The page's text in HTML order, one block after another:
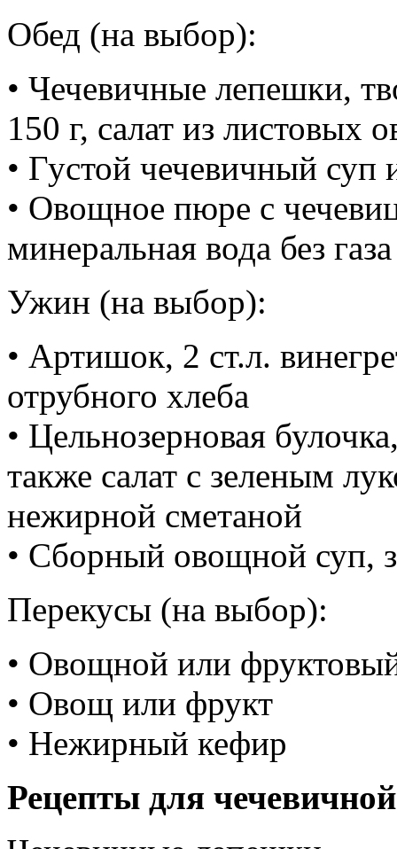
Обед (на выбор):
• Чечевичные лепешки,
150 г, салат из листовых
• Густой чечевичный суп
• Овощное пюре с
минеральная вода без газа
Ужин (на выбор):
• Артишок, 2 ст.л.
отрубного хлеба
• Цельнозерновая
также салат с зеленым
нежирной сметаной
• Сборный овощной суп,
Перекусы (на выбор):
• Овощной или
• Овощ или фрукт
• Нежирный кефир
Рецепты для